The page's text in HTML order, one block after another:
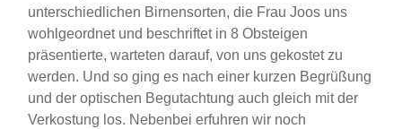
unterschiedlichen Birnensorten, die Frau Joos uns
wohlgeordnet und beschriftet in 8 Obsteigen
präsentierte, warteten darauf, von uns gekostet zu
werden. Und so ging es nach einer kurzen Begrüßung
und der optischen Begutachtung auch gleich mit der
Verkostung los. Nebenbei erfuhren wir noch